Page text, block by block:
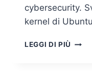
cybersecurity.
kernel di
LEGGI DI PIÙ